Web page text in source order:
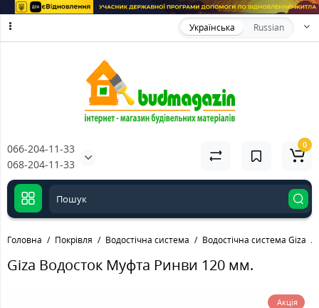
Українська Russian
066-204-11-33
068-204-11-33
0
Головна Покрівля Водостічна система Водостічна система Giza
Giza Водосток Муфта Ринви 120 мм.
Акція